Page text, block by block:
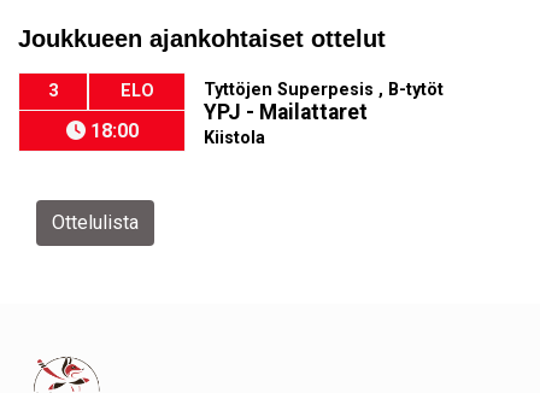
Joukkueen ajankohtaiset ottelut
3 ELO
18:00
Tyttöjen Superpesis , B-tytöt
YPJ - Mailattaret
Kiistola
Ottelulista